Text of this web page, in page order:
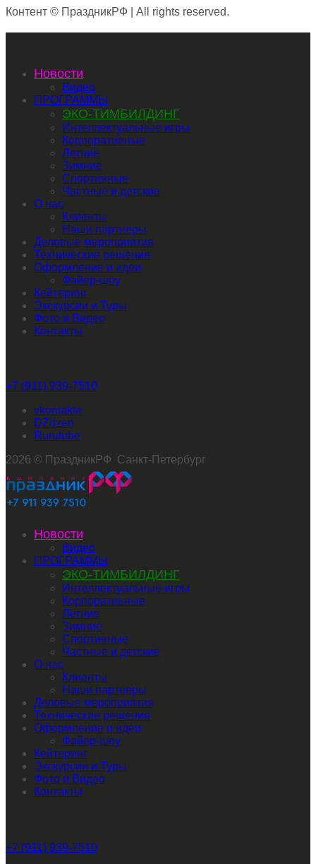
Контент © ПраздникРФ | All rights reserved.
Новости
Видео
ПРОГРАММЫ
ЭКО-ТИМБИЛДИНГ
Интеллектуальные игры
Корпоративные
Летние
Зимние
Спортивные
Частные и детские
О нас
Клиенты
Наши партнеры
Деловые мероприятия
Технические решения
Оформление и идеи
Файер-шоу
Кейтеринг
Экскурсии и Туры
Фото и Видео
Контакты
+7 (911) 939-7510
vkontakte
dzen
rutube
2026 © ПраздникРФ Санкт-Петербург
Новости
Видео
ПРОГРАММЫ
ЭКО-ТИМБИЛДИНГ
Интеллектуальные игры
Корпоративные
Летние
Зимние
Спортивные
Частные и детские
О нас
Клиенты
Наши партнеры
Деловые мероприятия
Технические решения
Оформление и идеи
Файер-шоу
Кейтеринг
Экскурсии и Туры
Фото и Видео
Контакты
+7 (911) 939-7510